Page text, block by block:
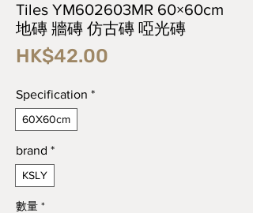
Tiles YM602603MR 60×60cm
地磚 牆磚 仿古磚 啞光磚
HK$42.00
Specification *
60X60cm
brand *
KSLY
數量 *